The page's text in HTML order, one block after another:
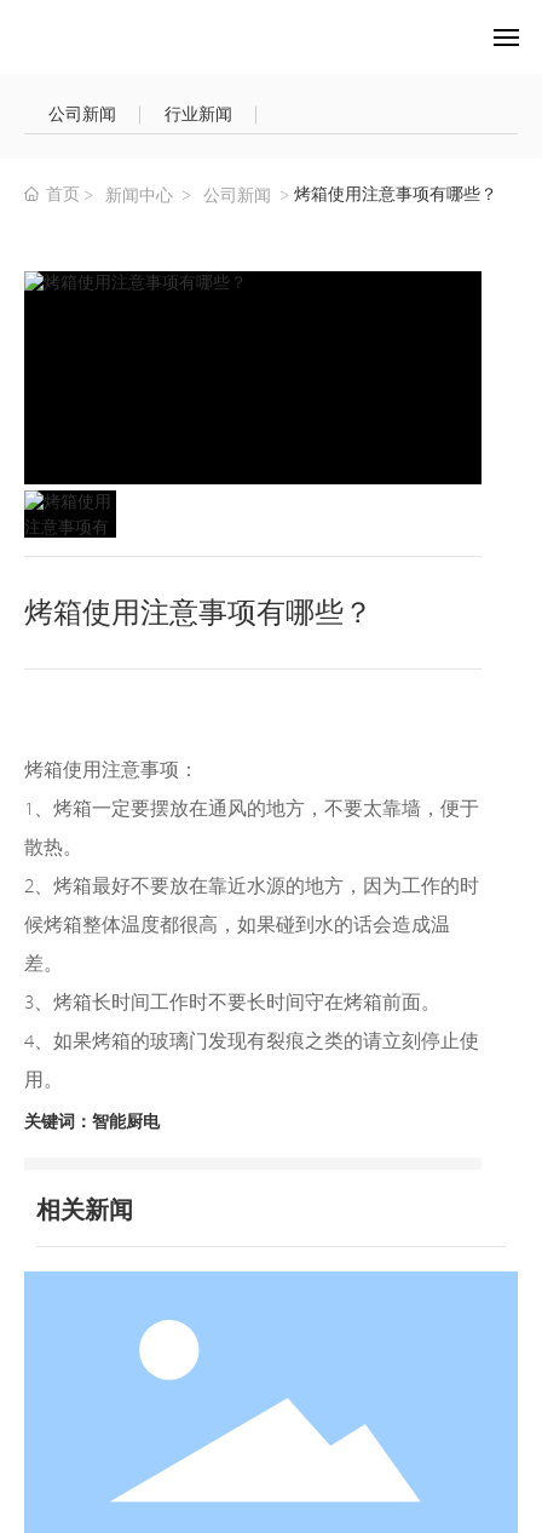
网站首页
English
公司新闻 行业新闻
首页 新闻中心 公司新闻 烤箱使用注意事项有哪些？
烤箱使用注意事项有哪些？
烤箱使用注意事项：
1、烤箱一定要摆放在通风的地方，不要太靠墙，便于
散热。
2、烤箱最好不要放在靠近水源的地方，因为工作的时
候烤箱整体温度都很高，如果碰到水的话会造成温
差。
3、烤箱长时间工作时不要长时间守在烤箱前面。
4、如果烤箱的玻璃门发现有裂痕之类的请立刻停止使
用。
关键词：智能厨电
相关新闻